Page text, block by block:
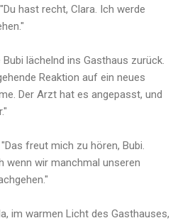
hast recht, Clara. Ich werde
lächelnd ins Gasthaus zurück.
Reaktion auf ein neues
Der Arzt hat es angepasst, und
freut mich zu hören, Bubi.
wenn wir manchmal unseren
im warmen Licht des Gasthauses,